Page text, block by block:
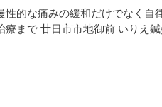
的な痛みの緩和だけでなく自
まで 廿日市市地御前 いりえ